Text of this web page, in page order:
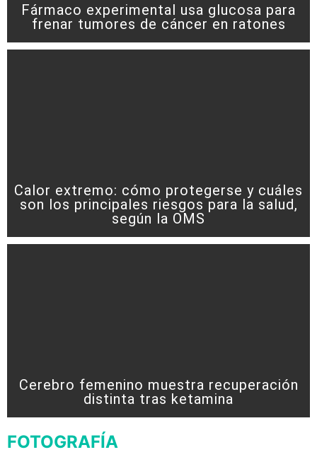
Fármaco experimental usa glucosa para
frenar tumores de cáncer en ratones
Calor extremo: cómo protegerse y cuáles
son los principales riesgos para la salud,
según la OMS
Cerebro femenino muestra recuperación
distinta tras ketamina
FOTOGRAFÍA